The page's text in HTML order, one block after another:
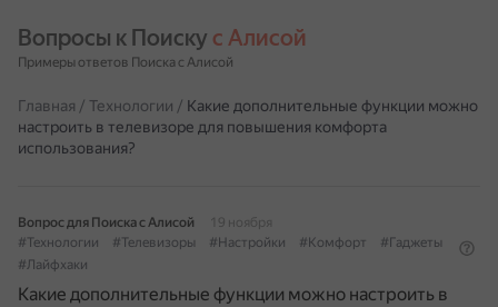
Вопросы к Поиску с Алисой
Примеры ответов Поиска с Алисой
Главная / Технологии / Какие дополнительные функции можно
настроить в телевизоре для повышения комфорта
использования?
Вопрос для Поиска с Алисой
19 ноября
#Технологии
#Телевизоры #Настройки #Комфорт
#Гаджеты
#Лайфхаки
Какие дополнительные функции можно настроить в